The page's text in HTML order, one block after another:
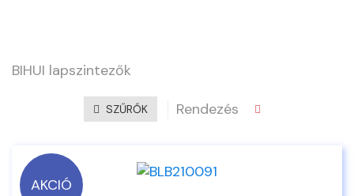
BIHUI lapszintezők
SZŰRŐK Rendezés
AKCIÓ